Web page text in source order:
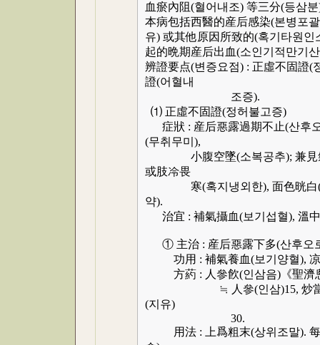
血瘀內阻(혈어내조) 等三分(등삼
本病包括西醫的産后感染(본병포
유) 或其他原因所致的(혹기타원
起的晩期産后出血(소인기적만기
辨證要点(변증요점) : 正虛不固證(
證(어혈내
조증).
⑴ 正虛不固證(정허불고증)
症狀 : 産后惡露過期不止(산후
(무취무미),
小腹空墜(소복공추); 兼見氣
或肢冷畏
寒(혹지냉외한), 面色晄白(면
약).
治宜 : 補氣攝血(보기섭혈), 溫
① 主治 : 産后惡露下多(산후오
功用 : 補氣養血(보기양혈), 凉
方葯 : 人參飮(인삼음)《聖濟
≒ 人參(인삼)15, 炒當歸(초
(지유)
30.
用法 : 上爲粗末(상위조말). 每